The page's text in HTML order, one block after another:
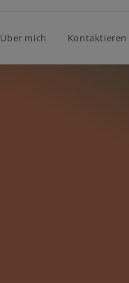
Über mich Kontaktieren